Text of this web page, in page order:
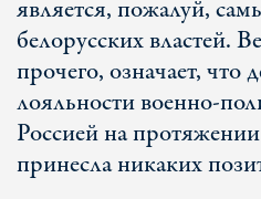
является, пожалуй,
белорусских властей.
прочего, означает, что
лояльности военно-
Россией на
принесла никаких